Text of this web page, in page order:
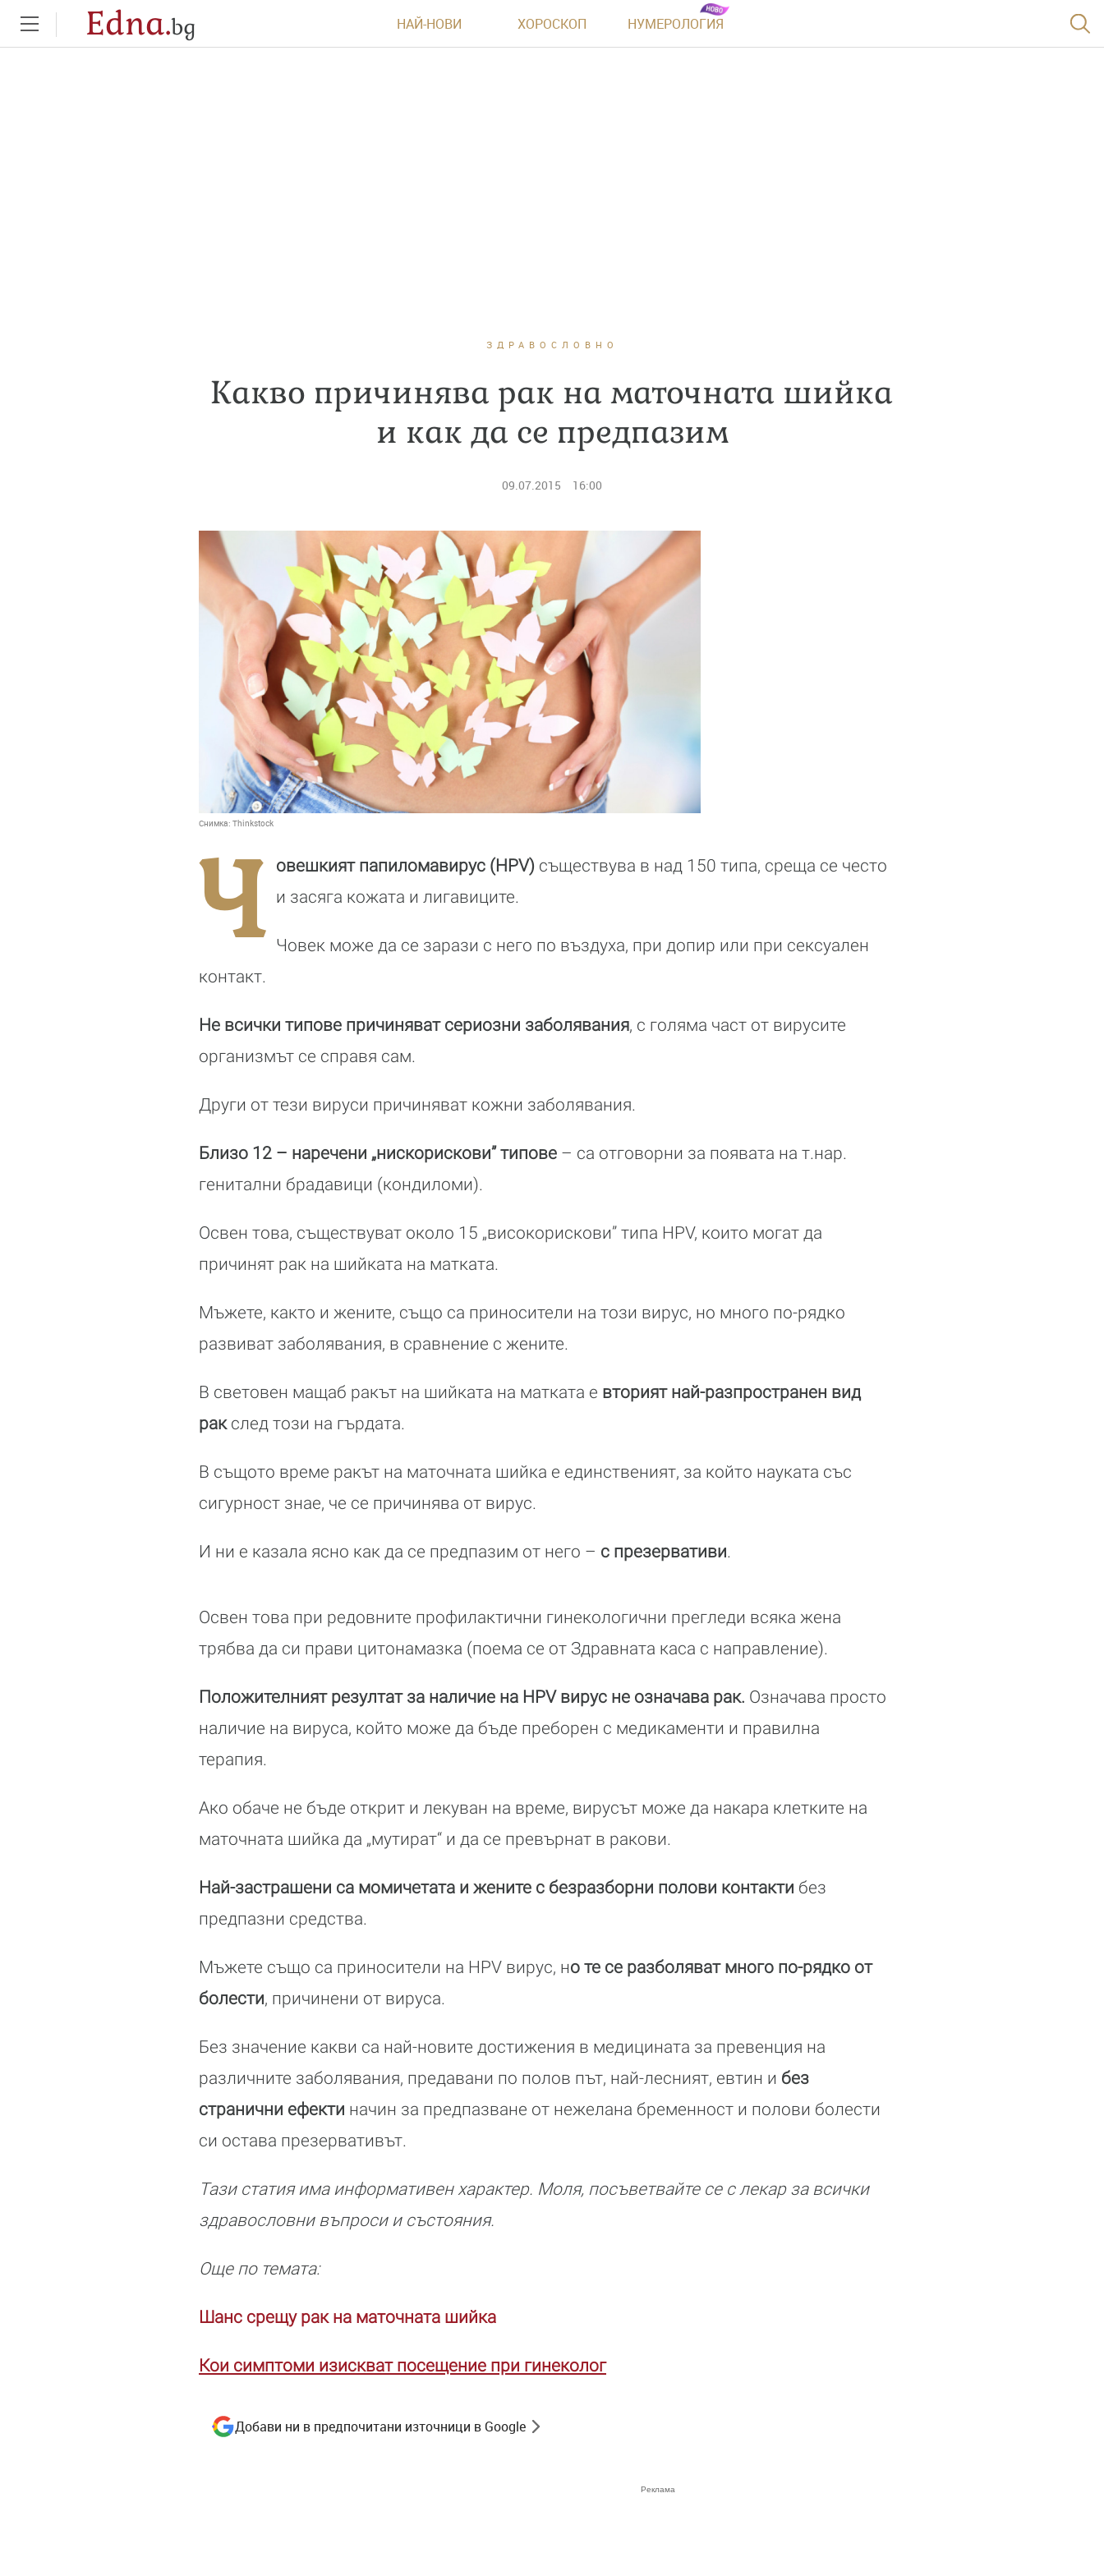
Edna.bg НАЙ-НОВИ ХОРОСКОП НУМЕРОЛОГИЯ
ЗДРАВОСЛОВНО
Какво причинява рак на маточната шийка
и как да се предпазим
09.07.2015 16:00
Снимка: Thinkstock
Ч овешкият папиломавирус (HPV) съществува в над 150 типа, среща се често
и засяга кожата и лигавиците.
Човек може да се зарази с него по въздуха, при допир или при сексуален
контакт.
Не всички типове причиняват сериозни заболявания, с голяма част от вирусите
организмът се справя сам.
Други от тези вируси причиняват кожни заболявания.
Близо 12 – наречени „нискорискови” типове – са отговорни за появата на т.нар.
генитални брадавици (кондиломи).
Освен това, съществуват около 15 „високорискови” типа HPV, които могат да
причинят рак на шийката на матката.
Мъжете, както и жените, също са приносители на този вирус, но много по-рядко
развиват заболявания, в сравнение с жените.
В световен мащаб ракът на шийката на матката е вторият най-разпространен вид
рак след този на гърдата.
В същото време ракът на маточната шийка е единственият, за който науката със
сигурност знае, че се причинява от вирус.
И ни е казала ясно как да се предпазим от него – с презервативи.
Освен това при редовните профилактични гинекологични прегледи всяка жена
трябва да си прави цитонамазка (поема се от Здравната каса с направление).
Положителният резултат за наличие на HPV вирус не означава рак. Означава просто
наличие на вируса, който може да бъде преборен с медикаменти и правилна
терапия.
Ако обаче не бъде открит и лекуван на време, вирусът може да накара клетките на
маточната шийка да „мутират“ и да се превърнат в ракови.
Най-застрашени са момичетата и жените с безразборни полови контакти без
предпазни средства.
Мъжете също са приносители на HPV вирус, но те се разболяват много по-рядко от
болести, причинени от вируса.
Без значение какви са най-новите достижения в медицината за превенция на
различните заболявания, предавани по полов път, най-лесният, евтин и без
странични ефекти начин за предпазване от нежелана бременност и полови болести
си остава презервативът.
Тази статия има информативен характер. Моля, посъветвайте се с лекар за всички
здравословни въпроси и състояния.
Още по темата:
Шанс срещу рак на маточната шийка
Кои симптоми изискват посещение при гинеколог
Добави ни в предпочитани източници в Google